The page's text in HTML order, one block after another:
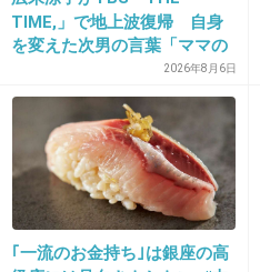
出典：doorto.net
+1095
TIME,」で地上波復帰 自身
を変えた次男の言葉「ママの
ファンの人なら、知りたいん
じゃないか」
2026年8月6日
｢一流のお金持ち｣は銀座の高